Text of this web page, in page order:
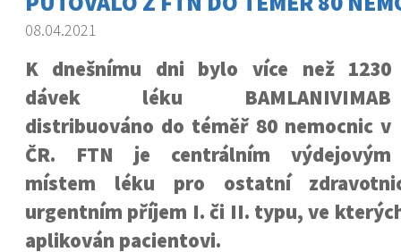
08.04.2021
K dnešnímu dni bylo více než 1230
dávek léku BAMLANIVIMAB
distribuováno do téměř 80 nemocnic v
ČR. FTN je centrálním výdejovým
místem léku pro ostatní
urgentním příjem I. či II. typu, ve
aplikován pacientovi.